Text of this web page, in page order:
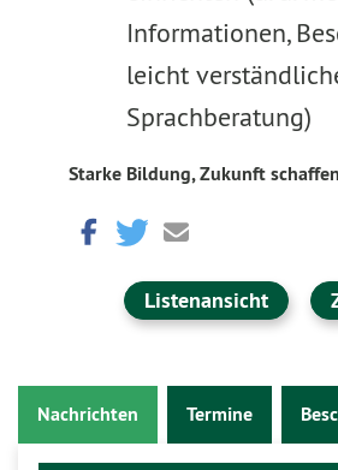
Informationen,
leicht
Sprachberatung)
Starke Bildung, Zukunft
Listenansicht
Nachrichten Termine